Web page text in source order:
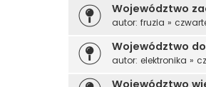
Województwo
autor: fruzia »
Województwo
autor: elektronika »
Województwo